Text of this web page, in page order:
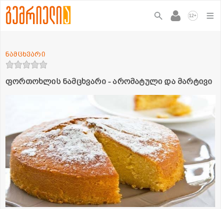
12+
ფორთოხლის ნამცხვარი - არომატული და მარტივი
ნამცხვარი